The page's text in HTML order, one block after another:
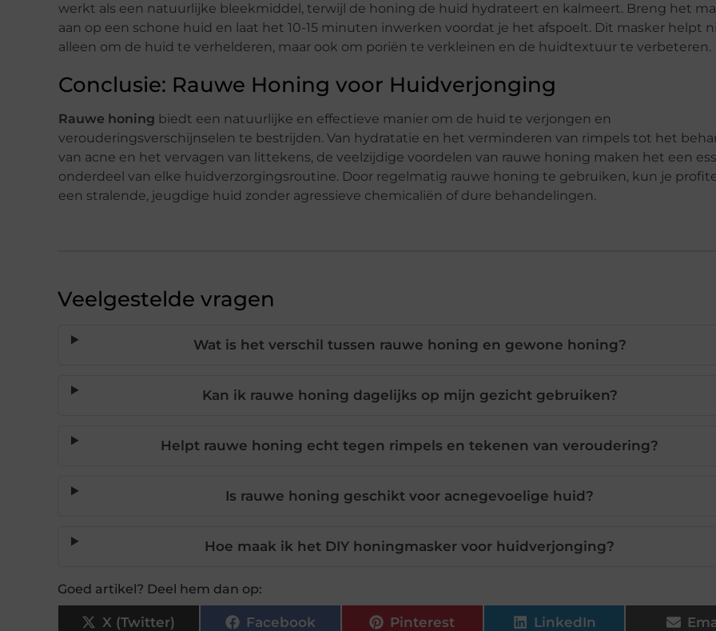
werkt als een natuurlijke bleekmiddel, terwijl de honing de huid hydrateert en kalmeert. Breng het
aan op een schone huid en laat het 10-15 minuten inwerken voordat je het afspoelt. Dit masker helpt
alleen om de huid te verhelderen, maar ook om poriën te verkleinen en de huidtextuur te verbeteren.
Conclusie: Rauwe Honing voor Huidverjonging
Rauwe honing biedt een natuurlijke en effectieve manier om de huid te verjongen en
verouderingsverschijnselen te bestrijden. Van hydratatie en het verminderen van rimpels tot het
van acne en het vervagen van littekens, de veelzijdige voordelen van rauwe honing maken het een
onderdeel van elke huidverzorgingsroutine. Door regelmatig rauwe honing te gebruiken, kun je
een stralende, jeugdige huid zonder agressieve chemicaliën of dure behandelingen.
Veelgestelde vragen
Wat is het verschil tussen rauwe honing en gewone honing?
Kan ik rauwe honing dagelijks op mijn gezicht gebruiken?
Helpt rauwe honing echt tegen rimpels en tekenen van veroudering?
Is rauwe honing geschikt voor acnegevoelige huid?
Hoe maak ik het DIY honingmasker voor huidverjonging?
Goed artikel? Deel hem dan op:
X (Twitter) Facebook Pinterest LinkedIn